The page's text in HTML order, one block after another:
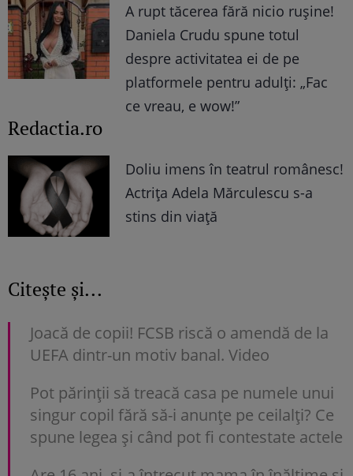
A rupt tăcerea fără nicio rușine!
Daniela Crudu spune totul
despre activitatea ei de pe
platformele pentru adulți: „Fac
ce vreau, e wow!”
Redactia.ro
Doliu imens în teatrul românesc!
Actrița Adela Mărculescu s-a
stins din viață
Citește și...
Joacă de copii! FCSB riscă o amendă de la
UEFA dintr-un motiv banal. Video
Pot părinții să treacă casa pe numele unui
singur copil fără să-i anunțe pe ceilalți? Ce
spune legea și când pot fi contestate actele